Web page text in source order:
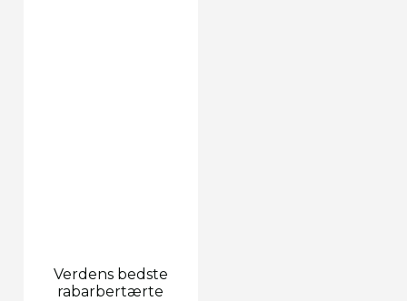
Verdens bedste
rabarbertærte